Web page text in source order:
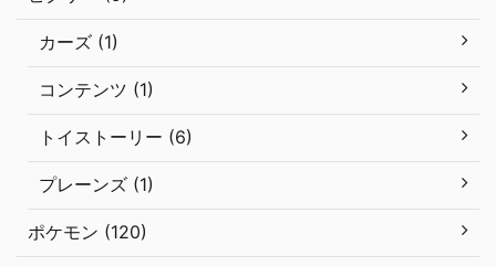
カーズ (1)
コンテンツ (1)
トイストーリー (6)
プレーンズ (1)
ポケモン (120)